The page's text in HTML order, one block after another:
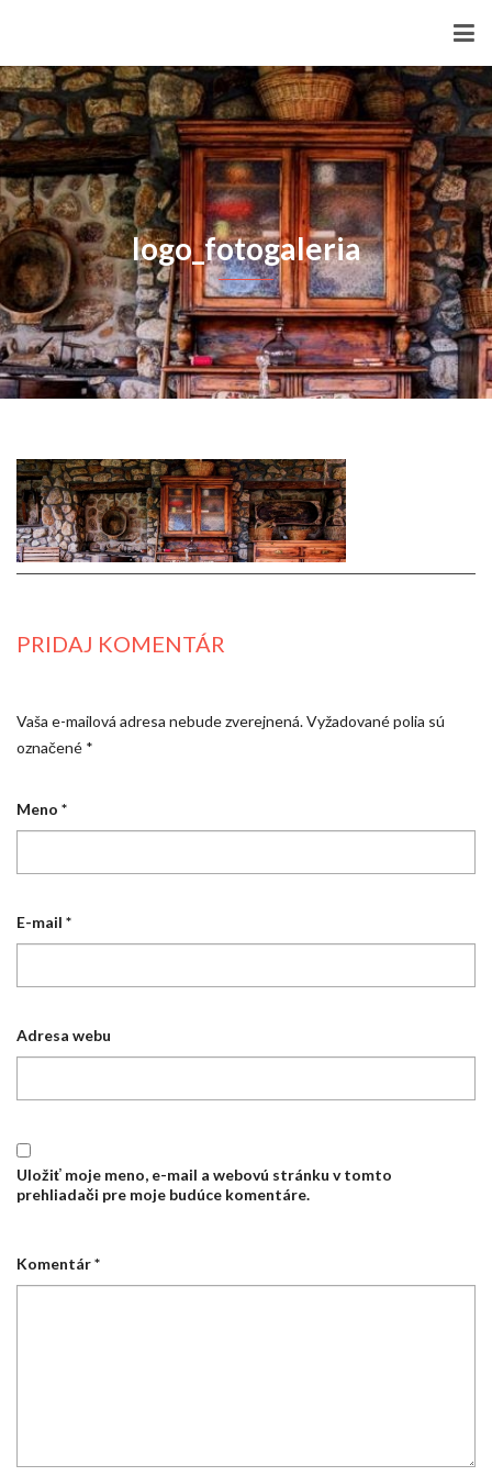
logo_fotogaleria
PRIDAJ KOMENTÁR
Vaša e-mailová adresa nebude zverejnená.Vyžadované polia sú
označené *
Meno *
E-mail *
Adresa webu
Uložiť moje meno, e-mail a webovú stránku v tomto
prehliadači pre moje budúce komentáre.
Komentár*